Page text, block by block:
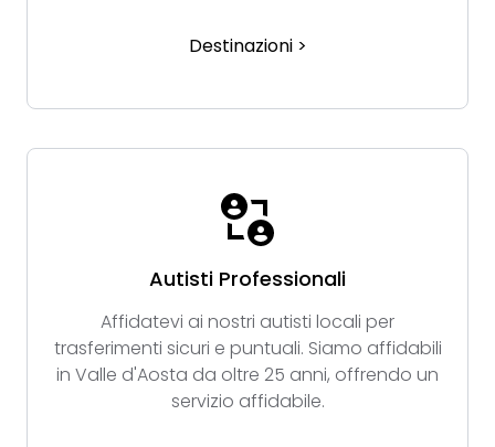
Destinazioni >
Autisti Professionali
Affidatevi ai nostri autisti locali per
trasferimenti sicuri e puntuali. Siamo affidabili
in Valle d'Aosta da oltre 25 anni, offrendo un
servizio affidabile.